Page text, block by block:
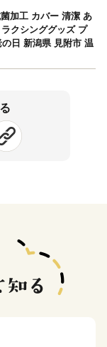
加工 カバー 清潔 あ
クシンググッズ プ
日 新潟県 見附市 温